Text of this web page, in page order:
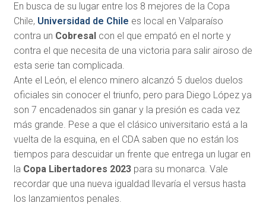
En busca de su lugar entre los 8 mejores de la Copa
Chile, Universidad de Chile es local en Valparaíso
contra un Cobresal con el que empató en el norte y
contra el que necesita de una victoria para salir airoso de
esta serie tan complicada.
Ante el León, el elenco minero alcanzó 5 duelos duelos
oficiales sin conocer el triunfo, pero para Diego López ya
son 7 encadenados sin ganar y la presión es cada vez
más grande. Pese a que el clásico universitario está a la
vuelta de la esquina, en el CDA saben que no están los
tiempos para descuidar un frente que entrega un lugar en
la Copa Libertadores 2023 para su monarca. Vale
recordar que una nueva igualdad llevaría el versus hasta
los lanzamientos penales.